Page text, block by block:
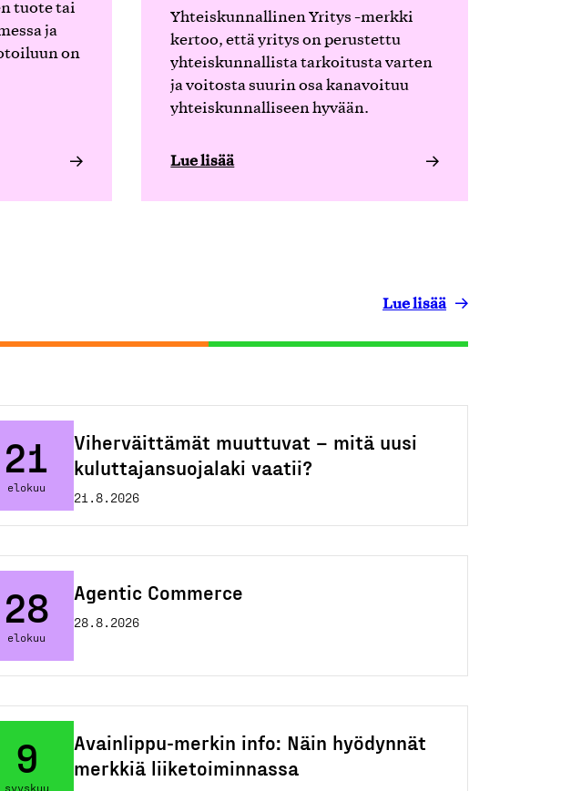
tuote tai
ja
on
Yhteiskunnallinen Yritys -merkki
kertoo, että yritys on perustettu
yhteiskunnallista tarkoitusta varten
ja voitosta suurin osa kanavoituu
yhteiskunnalliseen hyvään.
Lue lisää
Lue lisää
21
elokuu
Viherväittämät muuttuvat – mitä uusi
kuluttajansuojalaki vaatii?
21.8.2026
28
elokuu
Agentic Commerce
28.8.2026
9
syyskuu
Avainlippu-merkin info: Näin hyödynnät
merkkiä liiketoiminnassa